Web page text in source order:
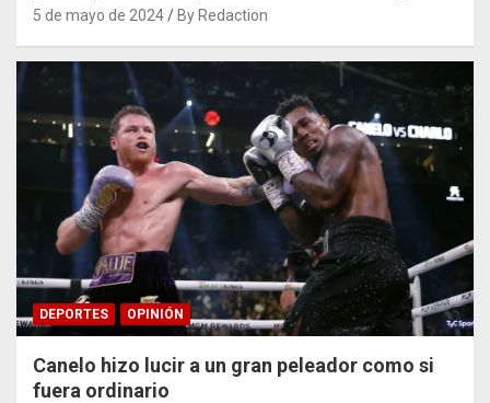
5 de mayo de 2024 By Redaction
DEPORTES OPINIÓN
Canelo hizo lucir a un gran peleador como si
fuera ordinario